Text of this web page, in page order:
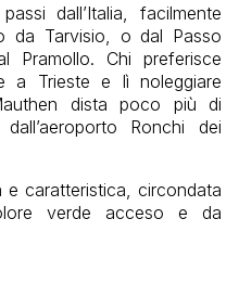
dall’Italia, facilmente
da Tarvisio, o dal Passo
Pramollo. Chi preferisce
a Trieste e lì noleggiare
dista poco più di
Ronchi dei
caratteristica, circondata
verde acceso e da